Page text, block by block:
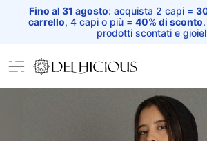
Fino al 31 agosto: acquista 2 capi =
carrello, 4 capi o più = 40% di sconto
prodotti scontati e
Home